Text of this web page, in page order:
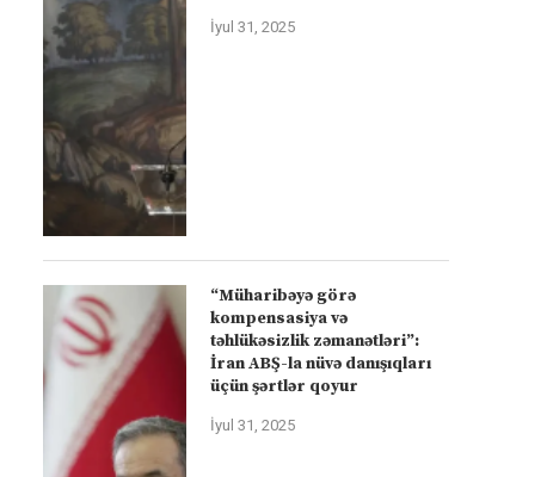
İyul 31, 2025
“Müharibəyə görə
kompensasiya və
təhlükəsizlik zəmanətləri”:
İran ABŞ-la nüvə danışıqları
üçün şərtlər qoyur
İyul 31, 2025